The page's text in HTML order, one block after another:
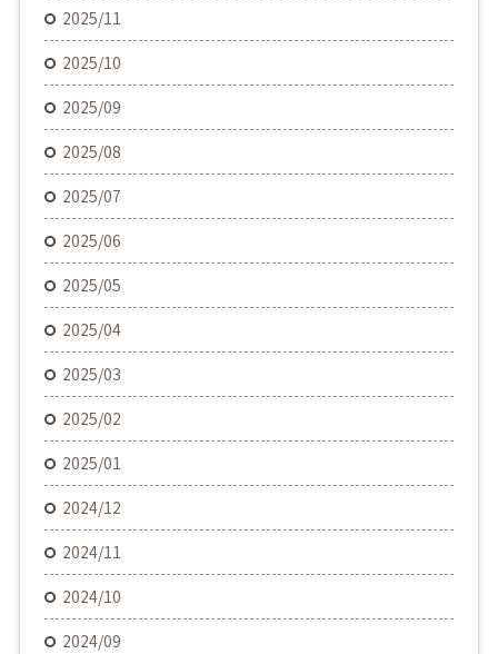
2025/11
2025/10
2025/09
2025/08
2025/07
2025/06
2025/05
2025/04
2025/03
2025/02
2025/01
2024/12
2024/11
2024/10
2024/09